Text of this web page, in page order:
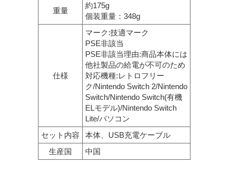
重量
約175g
個装重量：348g
仕様
マーク:技適マーク
PSE非該当
PSE非該当理由:商品本体には
他社製品の給電が不可のため
対応機種:レトロフリー
ク/Nintendo Switch 2/Nintendo
Switch/Nintendo Switch(有機
ELモデル)/Nintendo Switch
Lite/パソコン
セット内容
本体、USB充電ケーブル
生産国
中国